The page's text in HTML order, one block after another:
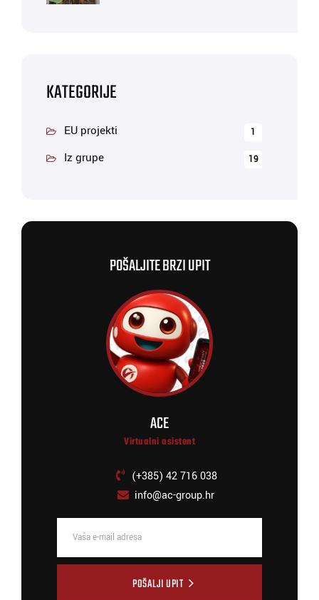
KATEGORIJE
EU projekti 1
Iz grupe 19
POŠALJITE BRZI UPIT
ACE
Virtualni asistent
(+385) 42 716 038
info@ac-group.hr
POŠALJI UPIT